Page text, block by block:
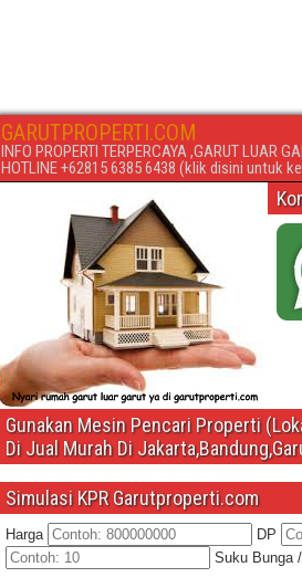
GARUTPROPERTI.COM
INFO PROPERTI TERPERCAYA ,GARUT
HOTLINE +62815 6385 6438 (klik disini untuk
Gunakan Mesin Pencari Properti
Di Jual Murah Di
Simulasi KPR Garutproperti.com
Harga DP
Suku Bunga